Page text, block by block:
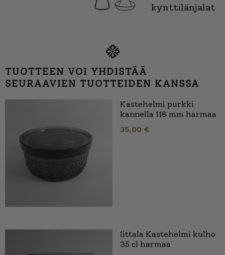
kynttilänjalat
TUOTTEEN VOI YHDISTÄÄ
SEURAAVIEN TUOTTEIDEN KANSSA
Kastehelmi purkki
kannella 118 mm harmaa
35,00 €
Iittala Kastehelmi kulho
35 cl harmaa